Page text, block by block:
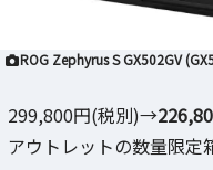
ROG Zephyrus S GX502GV
299,800円(税別)→
アウトレットの数量限定